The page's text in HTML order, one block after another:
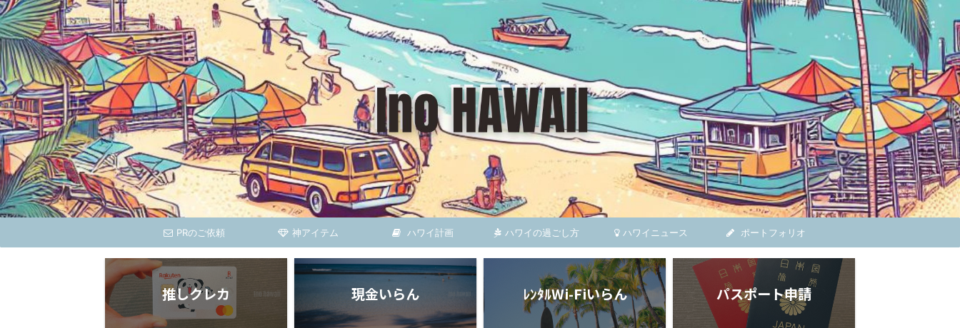
PRのご依頼 神アイテム ハワイ計画 ハワイの過ごし方 ハワイニュース ポートフォリオ
推しクレカ 現金いらん ﾚﾝﾀﾙWi-Fiいらん パスポート申請